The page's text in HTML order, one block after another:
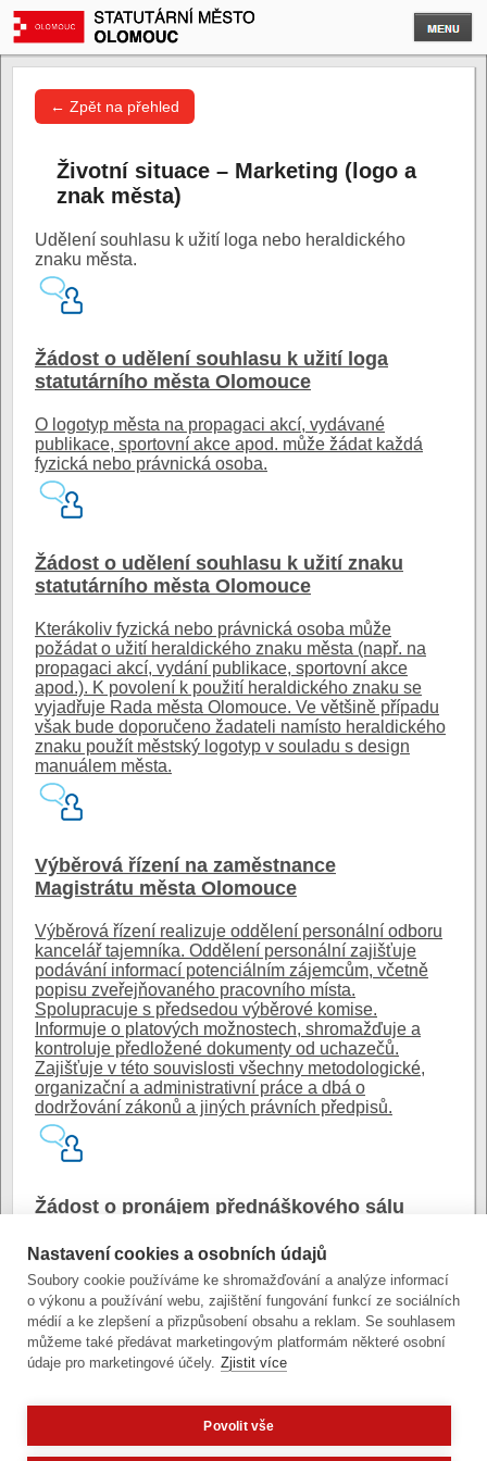
← Zpět na přehled
Životní situace – Marketing (logo a
znak města)
Udělení souhlasu k užití loga nebo heraldického
znaku města.
Žádost o udělení souhlasu k užití loga
statutárního města Olomouce
O logotyp města na propagaci akcí, vydávané
publikace, sportovní akce apod. může žádat každá
fyzická nebo právnická osoba.
Žádost o udělení souhlasu k užití znaku
statutárního města Olomouce
Kterákoliv fyzická nebo právnická osoba může
požádat o užití heraldického znaku města (např. na
propagaci akcí, vydání publikace, sportovní akce
apod.). K povolení k použití heraldického znaku se
vyjadřuje Rada města Olomouce. Ve většině případu
však bude doporučeno žadateli namísto heraldického
znaku použít městský logotyp v souladu s design
manuálem města.
Výběrová řízení na zaměstnance
Magistrátu města Olomouce
Výběrová řízení realizuje oddělení personální odboru
kancelář tajemníka. Oddělení personální zajišťuje
podávání informací potenciálním zájemcům, včetně
popisu zveřejňovaného pracovního místa.
Spolupracuje s předsedou výběrové komise.
Informuje o platových možnostech, shromažďuje a
kontroluje předložené dokumenty od uchazečů.
Zajišťuje v této souvislosti všechny metodologické,
organizační a administrativní práce a dbá o
dodržování zákonů a jiných právních předpisů.
Žádost o pronájem přednáškového sálu
Organizátor příslušné akce může požádat o zapůjčení
nebo pronájem velkého přednáškového sálu, který je
umístěn v přízemí budovy magistrátu Hynaisově ulici.
č 10 v Olomouci. Žádosti o zapůjčení nebo pronájem
vyřizuje odbor kancelář tajemníka Magistrátu města
Olomouce.
Nastavení cookies a osobních údajů
Soubory cookie používáme ke shromažďování a analýze informací
o výkonu a používání webu, zajištění fungování funkcí ze sociálních
médií a ke zlepšení a přizpůsobení obsahu a reklam. Se souhlasem
můžeme také předávat marketingovým platformám některé osobní
údaje pro marketingové účely. Zjistit více
Povolit vše
Potřebujete poradit?Zeptejte se našeho asistenta